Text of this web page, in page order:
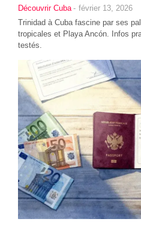
Découvrir Cuba - février 13, 2026
Trinidad à Cuba fascine par ses
tropicales et Playa Ancón. Infos
testés.